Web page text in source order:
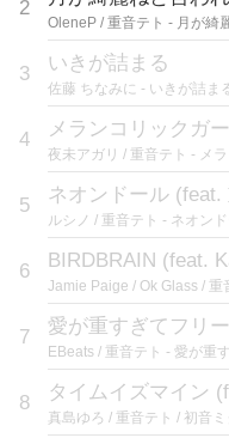
2
OleneP / 重音テト - 月が綺
3 いきが詰まる
佐藤 ちなみに - いきが詰ま
4 メランコリックガ
夜未アガリ / 重音テト - メ
5 ネオンドール (feat.
ルシノ / 重音テト - ネオン
6 BIRDBRAIN (feat.
Jamie Paige / Ok Glass / 重
7 愛が重すぎてフリー
EBeats / 重音テト - 愛が重
8 タイムイズマイン
真島ゆろ / 重音テト / 初音ミ